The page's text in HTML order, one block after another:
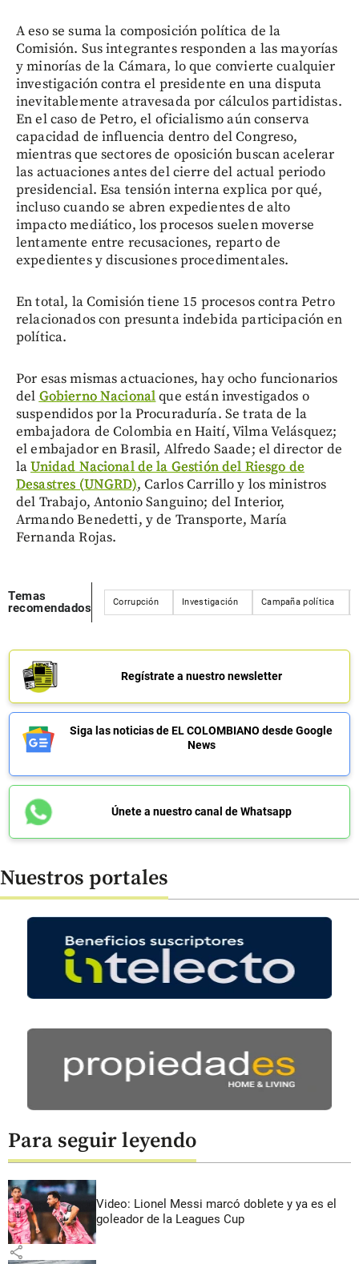
A eso se suma la composición política de la
Comisión. Sus integrantes responden a las mayorías
y minorías de la Cámara, lo que convierte cualquier
investigación contra el presidente en una disputa
inevitablemente atravesada por cálculos partidistas.
En el caso de Petro, el oficialismo aún conserva
capacidad de influencia dentro del Congreso,
mientras que sectores de oposición buscan acelerar
las actuaciones antes del cierre del actual periodo
presidencial. Esa tensión interna explica por qué,
incluso cuando se abren expedientes de alto
impacto mediático, los procesos suelen moverse
lentamente entre recusaciones, reparto de
expedientes y discusiones procedimentales.
En total, la Comisión tiene 15 procesos contra Petro
relacionados con presunta indebida participación en
política.
Por esas mismas actuaciones, hay ocho funcionarios
del Gobierno Nacionalque están investigados o
suspendidos por la Procuraduría. Se trata de la
embajadora de Colombia en Haití, Vilma Velásquez;
el embajador en Brasil, Alfredo Saade; el director de
laUnidad Nacional de la Gestión del Riesgo de
Desastres (UNGRD), Carlos Carrillo y los ministros
del Trabajo, Antonio Sanguino; del Interior,
Armando Benedetti, y de Transporte, María
Fernanda Rojas.
Temas
recomendados
Corrupción Investigación Campaña política
Regístrate a nuestro newsletter
Siga las noticias de EL COLOMBIANO desde Google
News
Únete a nuestro canal de Whatsapp
Nuestros portales
Para seguir leyendo
Video: Lionel Messi marcó doblete y ya es el
goleador de la Leagues Cup
share